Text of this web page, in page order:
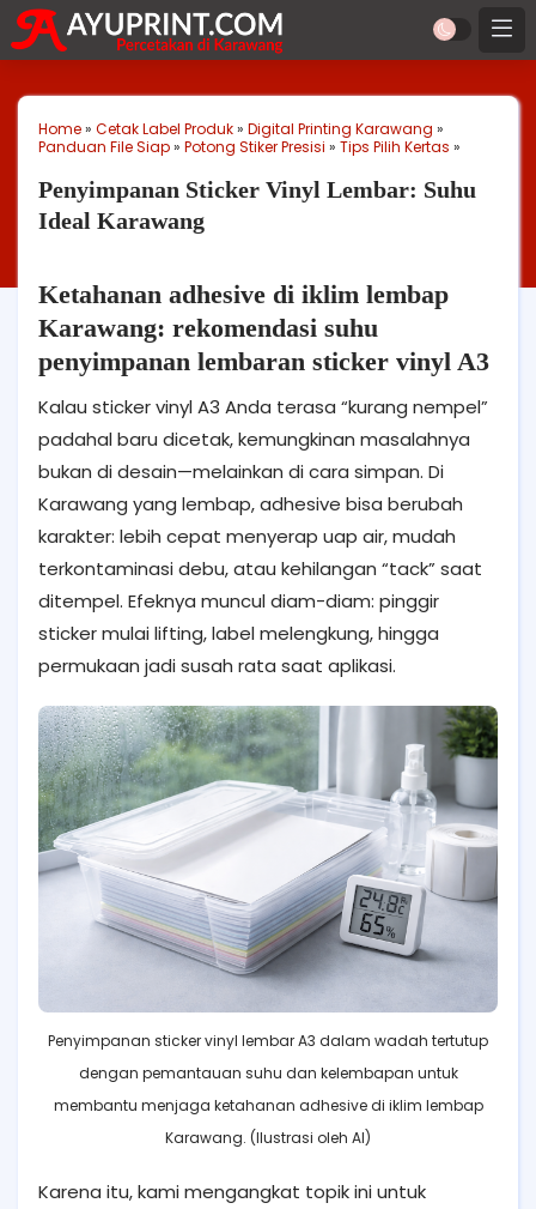
Home» Cetak Label Produk» Digital Printing Karawang »
Panduan File Siap» Potong Stiker Presisi » Tips Pilih Kertas »
Penyimpanan Sticker Vinyl Lembar: Suhu
Ideal Karawang
Ketahanan adhesive di iklim lembap
Karawang: rekomendasi suhu
penyimpanan lembaran sticker vinyl A3
Kalau sticker vinyl A3 Anda terasa “kurang nempel”
padahal baru dicetak, kemungkinan masalahnya
bukan di desain—melainkan di cara simpan. Di
Karawang yang lembap, adhesive bisa berubah
karakter: lebih cepat menyerap uap air, mudah
terkontaminasi debu, atau kehilangan “tack” saat
ditempel. Efeknya muncul diam-diam: pinggir
sticker mulai lifting, label melengkung, hingga
permukaan jadi susah rata saat aplikasi.
Penyimpanan sticker vinyl lembar A3 dalam wadah tertutup
dengan pemantauan suhu dan kelembapan untuk
membantu menjaga ketahanan adhesive di iklim lembap
Karawang. (Ilustrasi oleh AI)
Karena itu, kami mengangkat topik ini untuk